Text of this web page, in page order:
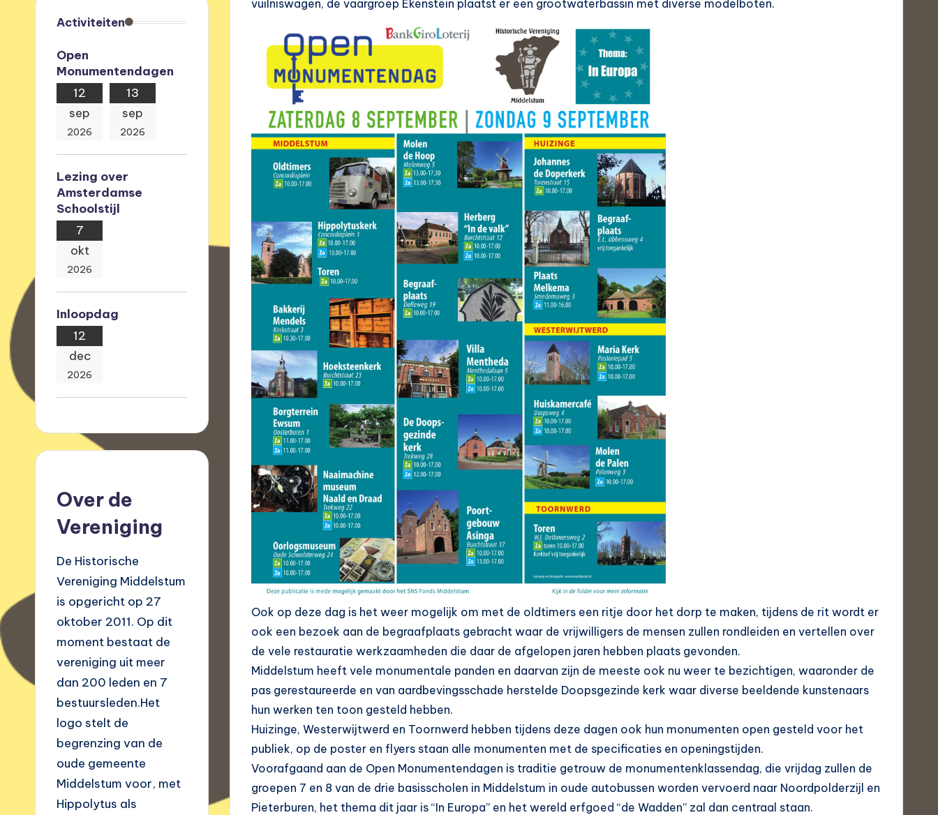
vuilniswagen, de vaargroep Ekenstein plaatst er een grootwaterbassin met diverse modelboten.
Ook op deze dag is het weer mogelijk om met de oldtimers een ritje door het dorp te maken, tijdens de rit wordt er
ook een bezoek aan de begraafplaats gebracht waar de vrijwilligers de mensen zullen rondleiden en vertellen over
de vele restauratie werkzaamheden die daar de afgelopen jaren hebben plaats gevonden.
Middelstum heeft vele monumentale panden en daarvan zijn de meeste ook nu weer te bezichtigen, waaronder de
pas gerestaureerde en van aardbevingsschade herstelde Doopsgezinde kerk waar diverse beeldende kunstenaars
hun werken ten toon gesteld hebben.
Huizinge, Westerwijtwerd en Toornwerd hebben tijdens deze dagen ook hun monumenten open gesteld voor het
publiek, op de poster en flyers staan alle monumenten met de specificaties en openingstijden.
Voorafgaand aan de Open Monumentendagen is traditie getrouw de monumentenklassendag, die vrijdag zullen de
groepen 7 en 8 van de drie basisscholen in Middelstum in oude autobussen worden vervoerd naar Noordpolderzijl en
Pieterburen, het thema dit jaar is “In Europa” en het wereld erfgoed “de Wadden” zal dan centraal staan.
Activiteiten
Open
Monumentendagen
12
sep
2026
13
sep
2026
Lezing over
Amsterdamse
Schoolstijl
7
okt
2026
Inloopdag
12
dec
2026
Over de
Vereniging
De Historische
Vereniging Middelstum
is opgericht op 27
oktober 2011. Op dit
moment bestaat de
vereniging uit meer
dan 200 leden en 7
bestuursleden.Het
logo stelt de
begrenzing van de
oude gemeente
Middelstum voor, met
Hippolytus als